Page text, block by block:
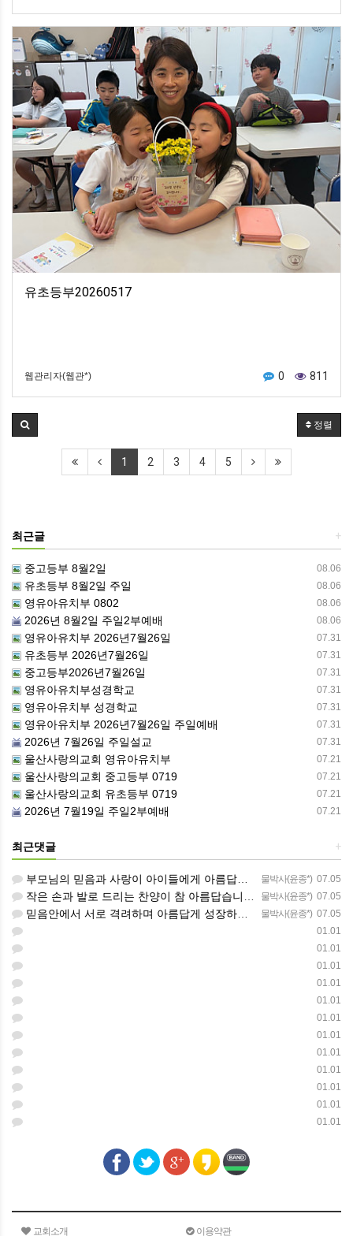
유초등부20260517
웹관리자(웹관*) 0 811
정렬
1 2 3 4 5
+
최근글
08.06
중고등부 8월2일
08.06
유초등부 8월2일 주일
08.06
영유아유치부 0802
08.06
2026년 8월2일 주일2부예배
07.31
영유아유치부 2026년7월26일
07.31
유초등부 2026년7월26일
07.31
중고등부2026년7월26일
07.31
영유아유치부성경학교
07.31
영유아유치부 성경학교
07.31
영유아유치부 2026년7월26일 주일예배
07.31
2026년 7월26일 주일설교
07.21
울산사랑의교회 영유아유치부
07.21
울산사랑의교회 중고등부 0719
07.21
울산사랑의교회 유초등부 0719
07.21
2026년 7월19일 주일2부예배
+
최근댓글
물박사(윤종*) 07.05
부모님의 믿음과 사랑이 아이들에게 아름답게 이어지길 축복합니다
물박사(윤종*) 07.05
작은 손과 발로 드리는 찬양이 참 아름답습니다 하나님의 사랑이 늘 함께하길 기도합니다
물박사(윤종*) 07.05
믿음안에서 서로 격려하며 아름답게 성장하는 중고등부가 되길 응원합니다
01.01
01.01
01.01
01.01
01.01
01.01
01.01
01.01
01.01
01.01
01.01
01.01
교회소개 이용약관